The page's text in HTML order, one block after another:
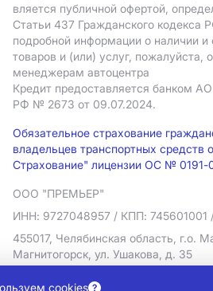
вляется публичной офертой,
Статьи 437 Гражданского кодекса
подробной информации о наличии и
товаров и (или) услуг, пожалуйста,
менеджерам автоцентра
Кредит предоставляется банком
РФ № 2673 от 09.07.2024.
Обязательное страхование
владельцев транспортных
Страхование" лицензии ОС № 0191-
ООО "ПРЕМЬЕР"
ИНН: 9727048957 / КПП: 745601001
455017, Челябинская область, г.о.
Магнитогорск, ул. Ушакова, д. 35
Политика в отношении обработки
cookies